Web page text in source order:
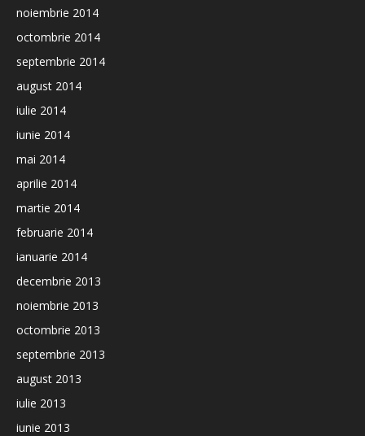
noiembrie 2014
octombrie 2014
septembrie 2014
august 2014
iulie 2014
iunie 2014
mai 2014
aprilie 2014
martie 2014
februarie 2014
ianuarie 2014
decembrie 2013
noiembrie 2013
octombrie 2013
septembrie 2013
august 2013
iulie 2013
iunie 2013